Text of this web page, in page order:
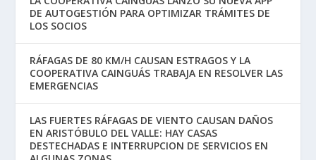
DE AUTOGESTIÓN PARA OPTIMIZAR TRÁMITES DE
LOS SOCIOS
RÁFAGAS DE 80 KM/H CAUSAN ESTRAGOS Y LA
COOPERATIVA CAINGUÁS TRABAJA EN RESOLVER LAS
EMERGENCIAS
LAS FUERTES RÁFAGAS DE VIENTO CAUSAN DAÑOS
EN ARISTÓBULO DEL VALLE: HAY CASAS
DESTECHADAS E INTERRUPCION DE SERVICIOS EN